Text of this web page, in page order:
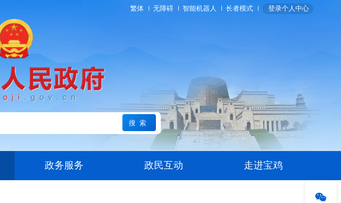
繁体 无障碍 智能机器人 长者模式 登录个人中心
搜索
政务服务 政民互动 走进宝鸡